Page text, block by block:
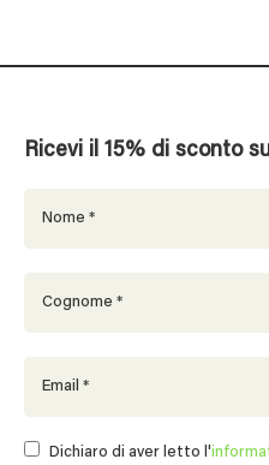
Ricevi il 15% di sconto
Dichiaro di aver letto l'